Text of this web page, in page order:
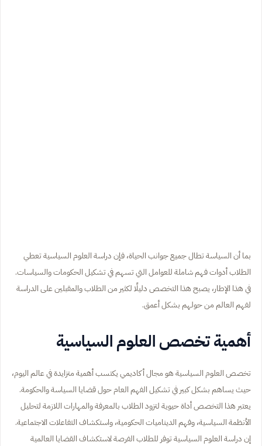
بما أن السياسة تطال جميع جوانب الحياة، فإن دراسة العلوم السياسية تعطي
الطلاب أدوات فهم شاملة للعوامل التي تسهم في تشكيل الحكومات والسياسات.
في هذا الإطار، يصبح هذا التخصص دليلًا لكثير من الطلاب والمقبلين على الدراسة
لفهم العالم من حولهم بشكل أعمق.
أهمية تخصص العلوم السياسية
تخصص العلوم السياسية هو مجال أكاديمي يكتسب أهمية متزايدة في عالم اليوم،
حيث يساهم بشكل كبير في تشكيل الفهم العام حول قضايا السياسة والحكومة.
يعتبر هذا التخصص أداة حيوية لتزود الطلاب بالمعرفة والمهارات اللازمة لتحليل
الأنظمة السياسية، وفهم الديناميات الحكومية، واستكشاف التفاعلات الاجتماعية.
إن دراسة العلوم السياسية توفر للطلاب الفرصة لاستكشاف القضايا العالمية